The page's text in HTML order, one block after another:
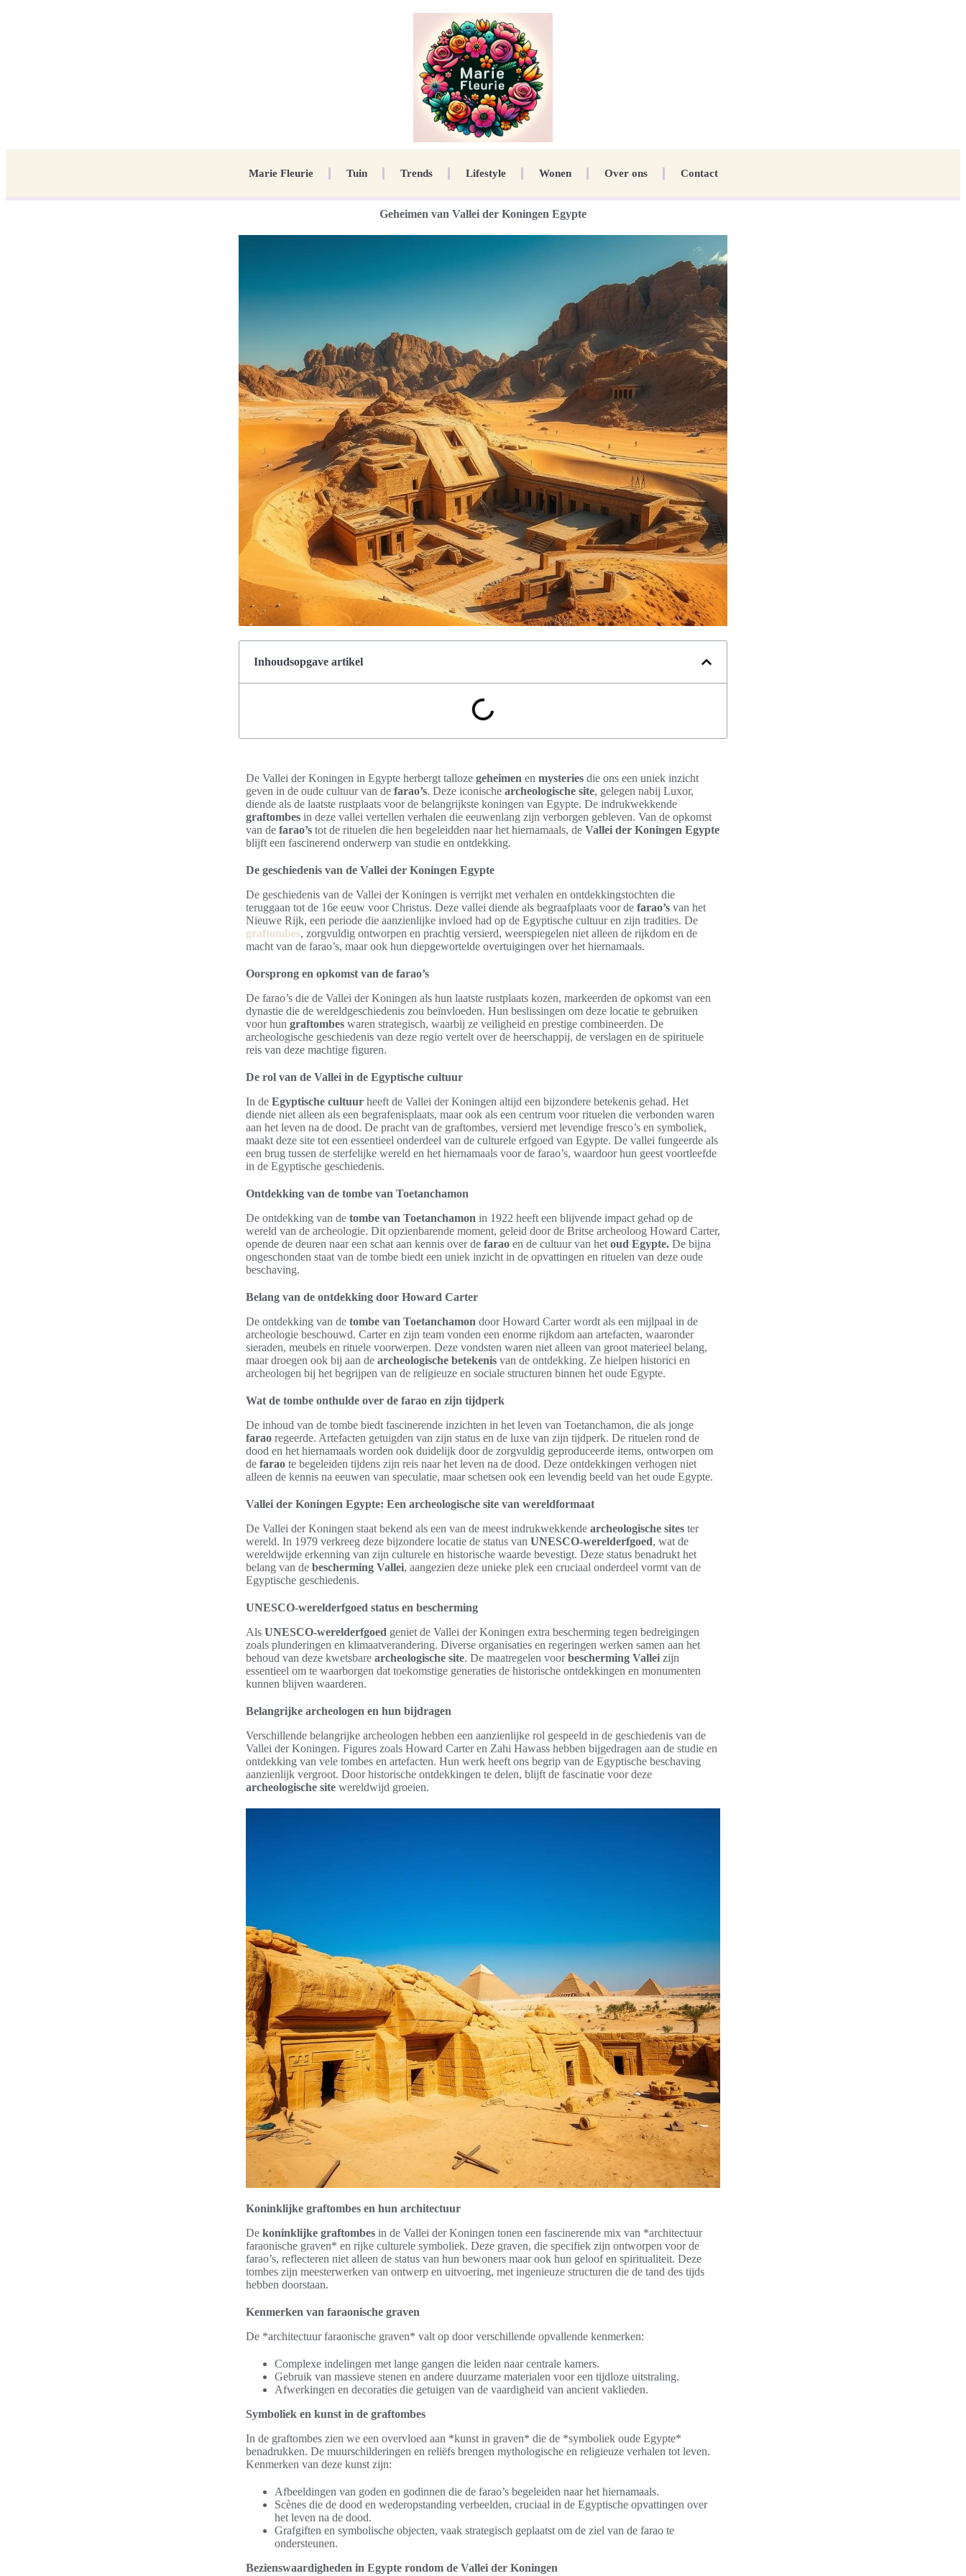
Marie Fleurie Tuin Trends Lifestyle Wonen Over ons Contact
Geheimen van Vallei der Koningen Egypte
Inhoudsopgave artikel
De Vallei der Koningen in Egypte herbergt talloze geheimen en mysteries die ons een uniek inzicht
geven in de oude cultuur van de farao’s. Deze iconische archeologische site, gelegen nabij Luxor,
diende als de laatste rustplaats voor de belangrijkste koningen van Egypte. De indrukwekkende
graftombes in deze vallei vertellen verhalen die eeuwenlang zijn verborgen gebleven. Van de opkomst
van de farao’s tot de rituelen die hen begeleidden naar het hiernamaals, de Vallei der Koningen Egypte
blijft een fascinerend onderwerp van studie en ontdekking.
De geschiedenis van de Vallei der Koningen Egypte
De geschiedenis van de Vallei der Koningen is verrijkt met verhalen en ontdekkingstochten die
teruggaan tot de 16e eeuw voor Christus. Deze vallei diende als begraafplaats voor de farao’s van het
Nieuwe Rijk, een periode die aanzienlijke invloed had op de Egyptische cultuur en zijn tradities. De
graftombes, zorgvuldig ontworpen en prachtig versierd, weerspiegelen niet alleen de rijkdom en de
macht van de farao’s, maar ook hun diepgewortelde overtuigingen over het hiernamaals.
Oorsprong en opkomst van de farao’s
De farao’s die de Vallei der Koningen als hun laatste rustplaats kozen, markeerden de opkomst van een
dynastie die de wereldgeschiedenis zou beïnvloeden. Hun beslissingen om deze locatie te gebruiken
voor hun graftombes waren strategisch, waarbij ze veiligheid en prestige combineerden. De
archeologische geschiedenis van deze regio vertelt over de heerschappij, de verslagen en de spirituele
reis van deze machtige figuren.
De rol van de Vallei in de Egyptische cultuur
In de Egyptische cultuur heeft de Vallei der Koningen altijd een bijzondere betekenis gehad. Het
diende niet alleen als een begrafenisplaats, maar ook als een centrum voor rituelen die verbonden waren
aan het leven na de dood. De pracht van de graftombes, versierd met levendige fresco’s en symboliek,
maakt deze site tot een essentieel onderdeel van de culturele erfgoed van Egypte. De vallei fungeerde als
een brug tussen de sterfelijke wereld en het hiernamaals voor de farao’s, waardoor hun geest voortleefde
in de Egyptische geschiedenis.
Ontdekking van de tombe van Toetanchamon
De ontdekking van de tombe van Toetanchamon in 1922 heeft een blijvende impact gehad op de
wereld van de archeologie. Dit opzienbarende moment, geleid door de Britse archeoloog Howard Carter,
opende de deuren naar een schat aan kennis over de farao en de cultuur van het oud Egypte. De bijna
ongeschonden staat van de tombe biedt een uniek inzicht in de opvattingen en rituelen van deze oude
beschaving.
Belang van de ontdekking door Howard Carter
De ontdekking van de tombe van Toetanchamon door Howard Carter wordt als een mijlpaal in de
archeologie beschouwd. Carter en zijn team vonden een enorme rijkdom aan artefacten, waaronder
sieraden, meubels en rituele voorwerpen. Deze vondsten waren niet alleen van groot materieel belang,
maar droegen ook bij aan de archeologische betekenis van de ontdekking. Ze hielpen historici en
archeologen bij het begrijpen van de religieuze en sociale structuren binnen het oude Egypte.
Wat de tombe onthulde over de farao en zijn tijdperk
De inhoud van de tombe biedt fascinerende inzichten in het leven van Toetanchamon, die als jonge
farao regeerde. Artefacten getuigden van zijn status en de luxe van zijn tijdperk. De rituelen rond de
dood en het hiernamaals worden ook duidelijk door de zorgvuldig geproduceerde items, ontworpen om
de farao te begeleiden tijdens zijn reis naar het leven na de dood. Deze ontdekkingen verhogen niet
alleen de kennis na eeuwen van speculatie, maar schetsen ook een levendig beeld van het oude Egypte.
Vallei der Koningen Egypte: Een archeologische site van wereldformaat
De Vallei der Koningen staat bekend als een van de meest indrukwekkende archeologische sites ter
wereld. In 1979 verkreeg deze bijzondere locatie de status van UNESCO-werelderfgoed, wat de
wereldwijde erkenning van zijn culturele en historische waarde bevestigt. Deze status benadrukt het
belang van de bescherming Vallei, aangezien deze unieke plek een cruciaal onderdeel vormt van de
Egyptische geschiedenis.
UNESCO-werelderfgoed status en bescherming
Als UNESCO-werelderfgoed geniet de Vallei der Koningen extra bescherming tegen bedreigingen
zoals plunderingen en klimaatverandering. Diverse organisaties en regeringen werken samen aan het
behoud van deze kwetsbare archeologische site. De maatregelen voorbescherming Vallei zijn
essentieel om te waarborgen dat toekomstige generaties de historische ontdekkingen en monumenten
kunnen blijven waarderen.
Belangrijke archeologen en hun bijdragen
Verschillende belangrijke archeologen hebben een aanzienlijke rol gespeeld in de geschiedenis van de
Vallei der Koningen. Figures zoals Howard Carter en Zahi Hawass hebben bijgedragen aan de studie en
ontdekking van vele tombes en artefacten. Hun werk heeft ons begrip van de Egyptische beschaving
aanzienlijk vergroot. Door historische ontdekkingen te delen, blijft de fascinatie voor deze
archeologische site wereldwijd groeien.
Koninklijke graftombes en hun architectuur
De koninklijke graftombes in de Vallei der Koningen tonen een fascinerende mix van *architectuur
faraonische graven* en rijke culturele symboliek. Deze graven, die specifiek zijn ontworpen voor de
farao’s, reflecteren niet alleen de status van hun bewoners maar ook hun geloof en spiritualiteit. Deze
tombes zijn meesterwerken van ontwerp en uitvoering, met ingenieuze structuren die de tand des tijds
hebben doorstaan.
Kenmerken van faraonische graven
De *architectuur faraonische graven* valt op door verschillende opvallende kenmerken:
Complexe indelingen met lange gangen die leiden naar centrale kamers.
Gebruik van massieve stenen en andere duurzame materialen voor een tijdloze uitstraling.
Afwerkingen en decoraties die getuigen van de vaardigheid van ancient vaklieden.
Symboliek en kunst in de graftombes
In de graftombes zien we een overvloed aan *kunst in graven* die de *symboliek oude Egypte*
benadrukken. De muurschilderingen en reliëfs brengen mythologische en religieuze verhalen tot leven.
Kenmerken van deze kunst zijn:
Afbeeldingen van goden en godinnen die de farao’s begeleiden naar het hiernamaals.
Scènes die de dood en wederopstanding verbeelden, cruciaal in de Egyptische opvattingen over
het leven na de dood.
Grafgiften en symbolische objecten, vaak strategisch geplaatst om de ziel van de farao te
ondersteunen.
Bezienswaardigheden in Egypte rondom de Vallei der Koningen